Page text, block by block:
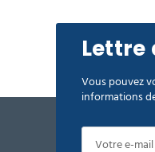
Lettre
Vous pouvez
informations